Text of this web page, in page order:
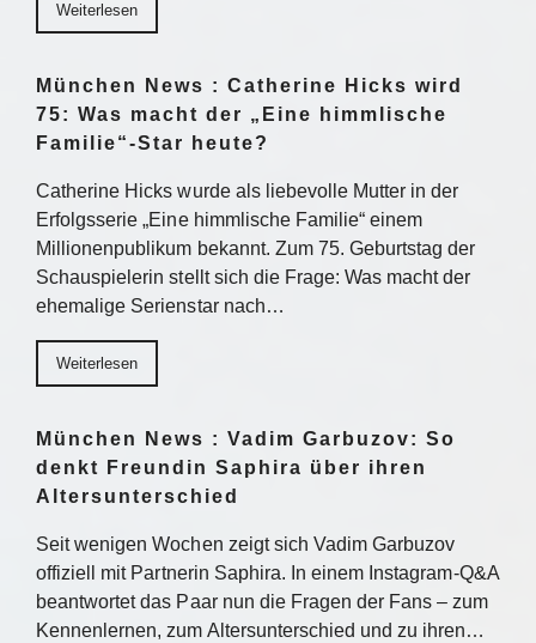
Weiterlesen
München News : Catherine Hicks wird
75: Was macht der „Eine himmlische
Familie“-Star heute?
Catherine Hicks wurde als liebevolle Mutter in der
Erfolgsserie „Eine himmlische Familie“ einem
Millionenpublikum bekannt. Zum 75. Geburtstag der
Schauspielerin stellt sich die Frage: Was macht der
ehemalige Serienstar nach…
Weiterlesen
München News : Vadim Garbuzov: So
denkt Freundin Saphira über ihren
Altersunterschied
Seit wenigen Wochen zeigt sich Vadim Garbuzov
offiziell mit Partnerin Saphira. In einem Instagram-Q&A
beantwortet das Paar nun die Fragen der Fans – zum
Kennenlernen, zum Altersunterschied und zu ihren…